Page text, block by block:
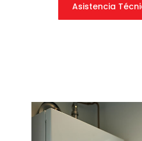
Asistencia